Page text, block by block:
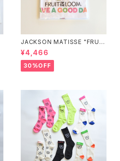
JACKSON MATISSE "FRUIT
OF THE LOOM×JM Logo P
ack Tee"
¥4,466
30%OFF